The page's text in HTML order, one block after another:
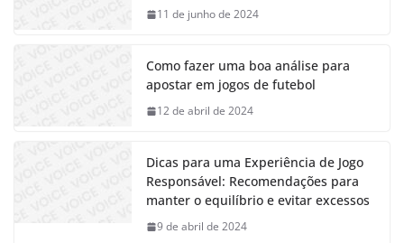
11 de junho de 2024
Como fazer uma boa análise para
apostar em jogos de futebol
12 de abril de 2024
Dicas para uma Experiência de Jogo
Responsável: Recomendações para
manter o equilíbrio e evitar excessos
9 de abril de 2024